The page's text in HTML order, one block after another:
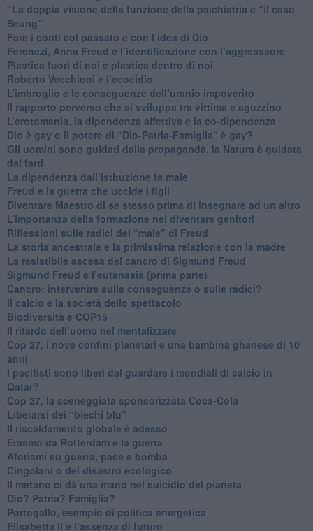
"​La doppia visione della funzione della psichiatria e “il caso
Seung”
​Fare i conti col passato e con l’idea di Dio
​Ferenczi, Anna Freud e l’identificazione con l’aggresssore
Plastica fuori di noi e plastica dentro di noi
​Roberto Vecchioni e l’ecocidio
​L’imbroglio e le conseguenze dell’uranio impoverito
​Il rapporto perverso che si sviluppa tra vittima e aguzzino
L’erotomania, la dipendenza affettiva e la co-dipendenza
​Dio è gay o il potere di “Dio-Patria-Famiglia” è gay?
​Gli uomini sono guidati dalla propaganda, la Natura è guidata
dai fatti
La dipendenza dall’istituzione fa male
​Freud e la guerra che uccide i figli
​Diventare Maestro di se stesso prima di insegnare ad un altro
L’importanza della formazione nel diventare genitori
Riflessioni sulle radici del “male” di Freud
​La storia ancestrale e la primissima relazione con la madre
​La resistibile ascesa del cancro di Sigmund Freud
Sigmund Freud e l’eutanasia (prima parte)
Cancro: intervenire sulle conseguenze o sulle radici?
​Il calcio e la società dello spettacolo
Biodiversità e COP15
​Il ritardo dell’uomo nel mentalizzare
​Cop 27, i nove confini planetari e una bambina ghanese di 10
anni
​I pacifisti sono liberi dal guardare i mondiali di calcio in
Qatar?
​Cop 27, la sceneggiata sponsorizzata Coca-Cola
​Liberarsi dei “biechi blu”
Il riscaldamento globale è adesso
​Erasmo da Rotterdam e la guerra
​Aforismi su guerra, pace e bomba
Cingolani o del disastro ecologico
​Il metano ci dà una mano nel suicidio del pianeta
​Dio? Patria? Famiglia?
Portogallo, esempio di politica energetica
​Elisabetta II e l’assenza di futuro